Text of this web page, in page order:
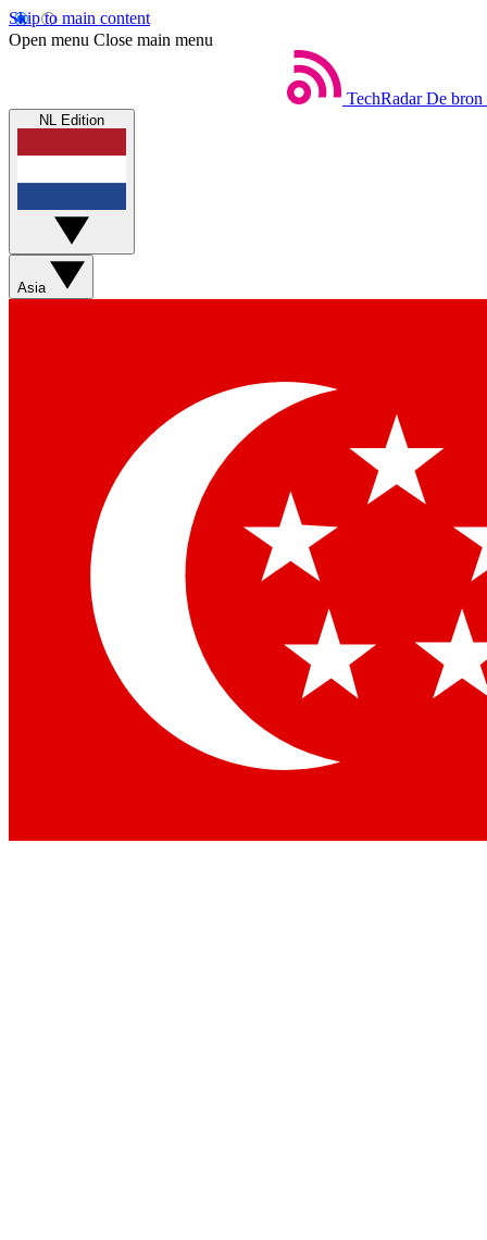
Skip to main content
Open menu Close main menu
TechRadar De bron
NL Edition
Asia